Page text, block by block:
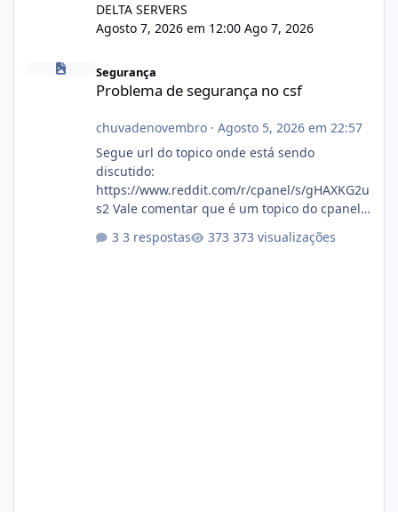
DELTA SERVERS
Agosto 7, 2026 em 12:00 Ago 7, 2026
Problema de segurança no csf
Segurança
Problema de segurança no csf
chuvadenovembro· Agosto 5, 2026 em 22:57
Segue url do topico onde está sendo
discutido:
https://www.reddit.com/r/cpanel/s/gHAXKG2u
s2 Vale comentar que é um topico do cpanel...
3 respostas 373 visualizações